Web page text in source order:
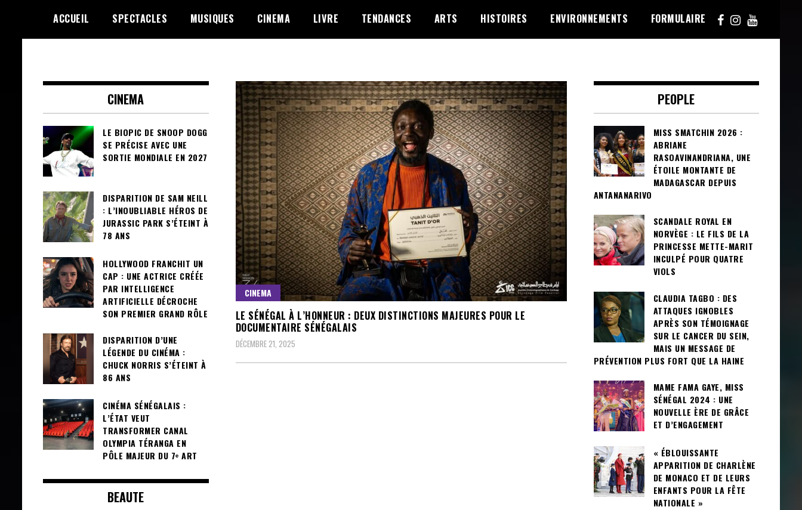
content
ACCUEIL SPECTACLES MUSIQUES CINEMA LIVRE TENDANCES ARTS HISTOIRES ENVIRONNEMENTS FORMULAIRE
sunuculture
CINEMA
LE SÉNÉGAL À L’HONNEUR : DEUX DISTINCTIONS MAJEURES POUR LE
DOCUMENTAIRE SÉNÉGALAIS
DÉCEMBRE 21, 2025
CINEMA
LE BIOPIC DE SNOOP DOGG
SE PRÉCISE AVEC UNE
SORTIE MONDIALE EN 2027
DISPARITION DE SAM NEILL
: L’INOUBLIABLE HÉROS DE
JURASSIC PARK S’ÉTEINT À
78 ANS
HOLLYWOOD FRANCHIT UN
CAP : UNE ACTRICE CRÉÉE
PAR INTELLIGENCE
ARTIFICIELLE DÉCROCHE
SON PREMIER GRAND RÔLE
DISPARITION D’UNE
LÉGENDE DU CINÉMA :
CHUCK NORRIS S’ÉTEINT À
86 ANS
CINÉMA SÉNÉGALAIS :
L’ÉTAT VEUT
TRANSFORMER CANAL
OLYMPIA TÉRANGA EN
PÔLE MAJEUR DU 7ᵉ ART
BEAUTE
PEOPLE
MISS SMATCHIN 2026 :
ABRIANE
RASOAVINANDRIANA, UNE
ÉTOILE MONTANTE DE
MADAGASCAR DEPUIS
ANTANANARIVO
SCANDALE ROYAL EN
NORVÈGE : LE FILS DE LA
PRINCESSE METTE-MARIT
INCULPÉ POUR QUATRE
VIOLS
CLAUDIA TAGBO : DES
ATTAQUES IGNOBLES
APRÈS SON TÉMOIGNAGE
SUR LE CANCER DU SEIN,
MAIS UN MESSAGE DE
PRÉVENTION PLUS FORT QUE LA HAINE
MAME FAMA GAYE, MISS
SÉNÉGAL 2024 : UNE
NOUVELLE ÈRE DE GRÂCE
ET D’ENGAGEMENT
« ÉBLOUISSANTE
APPARITION DE CHARLÈNE
DE MONACO ET DE LEURS
ENFANTS POUR LA FÊTE
NATIONALE »